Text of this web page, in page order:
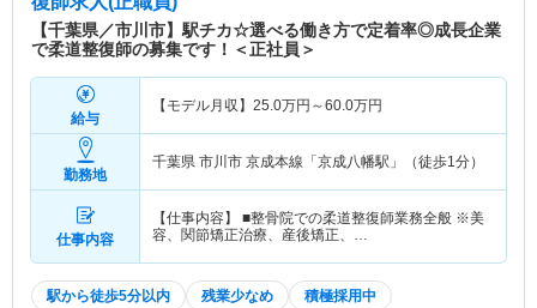
【千葉県／市川市】駅チカ☆選べる働き方で定着率◎成長企業
で柔道整復師の募集です！＜正社員＞
給与
【モデル月収】 25.0万円～60.0万円
勤務地
千葉県 市川市 京成本線「京成八幡駅」（徒歩1分）
仕事内容
【仕事内容】 ■整骨院での柔道整復師業務全般 ※美
容、関節矯正治療、産後矯正、…
駅から徒歩5分以内 残業少なめ 積極採用中